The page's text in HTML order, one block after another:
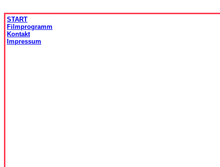
START
Filmprogramm
Kontakt
Impressum